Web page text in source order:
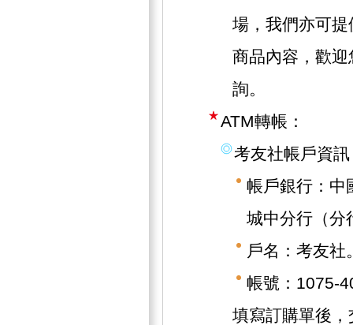
場，我們亦可
商品內容，歡
詢。
ATM轉帳：
考友社帳戶資
帳戶銀行：中
城中分行（分
戶名：考友社
帳號：1075-
填寫訂購單後